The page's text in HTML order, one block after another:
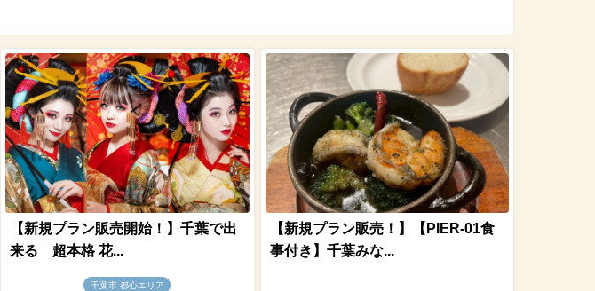
【新規プラン販売開始！】千葉で出
来る 超本格 花...
千葉市 都心エリア
【新規プラン販売！】【PIER-01食
事付き】千葉みな...